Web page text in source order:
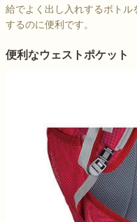
給でよく出し入れするボトル
するのに便利です。
便利なウェストポケット